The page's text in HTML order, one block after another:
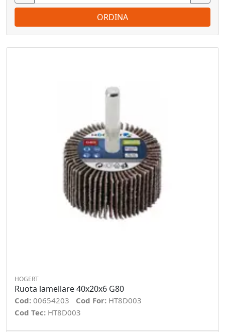
ORDINA
HOGERT
Ruota lamellare 40x20x6 G80
Cod: 00654203 Cod For: HT8D003
Cod Tec: HT8D003